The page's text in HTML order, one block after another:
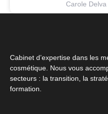
Carole Delva
Cabinet d’expertise dans les
cosmétique. Nous vous
secteurs : la transition, la
formation.